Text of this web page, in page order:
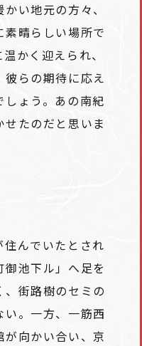
い地元の方々、
晴らしい場所で
かく迎えられ、
らの期待に応え
ょう。あの南紀
たのだと思いま
んでいたとされ
池下ル」へ足を
街路樹のセミの
。一方、一筋西
向かい合い、京